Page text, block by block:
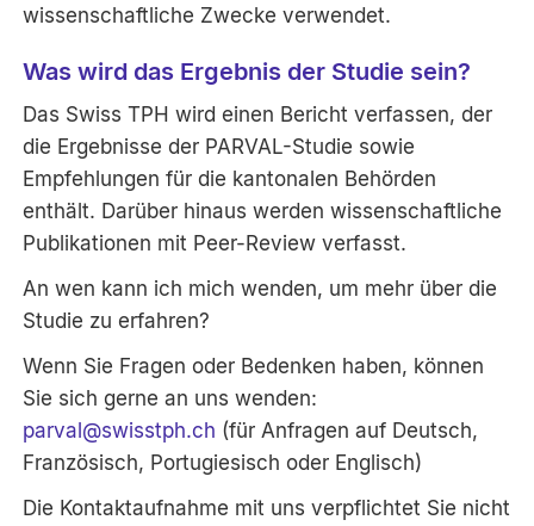
wissenschaftliche Zwecke verwendet.
Was wird das Ergebnis der Studie sein?
Das Swiss TPH wird einen Bericht verfassen, der
die Ergebnisse der PARVAL-Studie sowie
Empfehlungen für die kantonalen Behörden
enthält. Darüber hinaus werden wissenschaftliche
Publikationen mit Peer-Review verfasst.
An wen kann ich mich wenden, um mehr über die
Studie zu erfahren?
Wenn Sie Fragen oder Bedenken haben, können
Sie sich gerne an uns wenden:
parval@swisstph.ch (für Anfragen auf Deutsch,
Französisch, Portugiesisch oder Englisch)
Die Kontaktaufnahme mit uns verpflichtet Sie nicht